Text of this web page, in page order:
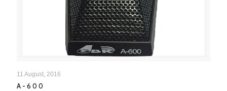
11 August, 2016
A-600